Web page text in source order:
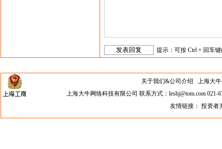
提示：可按 Ctrl + 回车
关于我们&公司介绍 上海大牛
上海大牛网络科技有限公司 联系方式：leshj@tom.com
友情链接：投资者